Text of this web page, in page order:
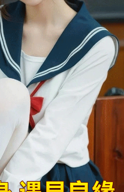
台湾 美国 韩国 日本